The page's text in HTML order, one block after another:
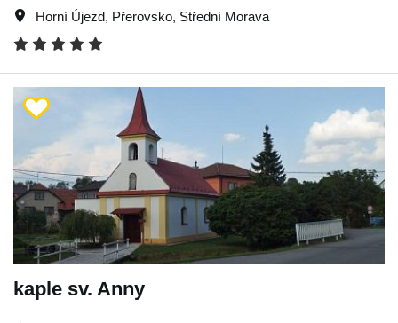
Horní Újezd, Přerovsko, Střední Morava
kaple sv. Anny